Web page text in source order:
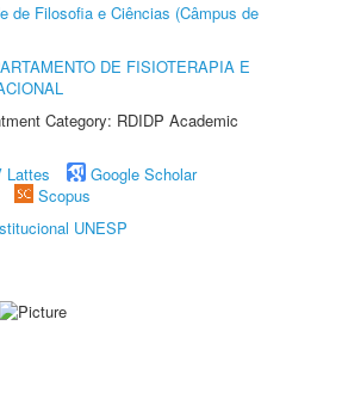
de Filosofia e Ciências (Câmpus de
DE FISIOTERAPIA E
Category: RDIDP Academic
Lattes
Google Scholar
Scopus
UNESP